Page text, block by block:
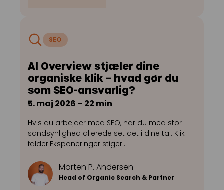
SEO
AI Overview stjæler dine
organiske klik – hvad gør du
som SEO-ansvarlig?
5. maj 2026 – 22 min
Hvis du arbejder med SEO, har du med stor
sandsynlighed allerede set det i dine tal. Klik
falder.Eksponeringer stiger…
Morten P. Andersen
Head of Organic Search & Partner